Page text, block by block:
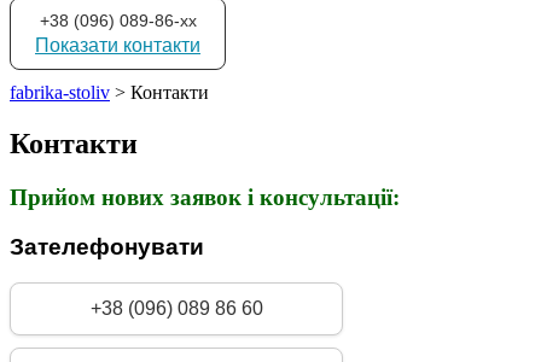
+38 (096) 089-86-xx
Показати контакти
fabrika-stoliv > Контакти
Контакти
Прийом нових заявок і консультації:
Зателефонувати
+38 (096) 089 86 60